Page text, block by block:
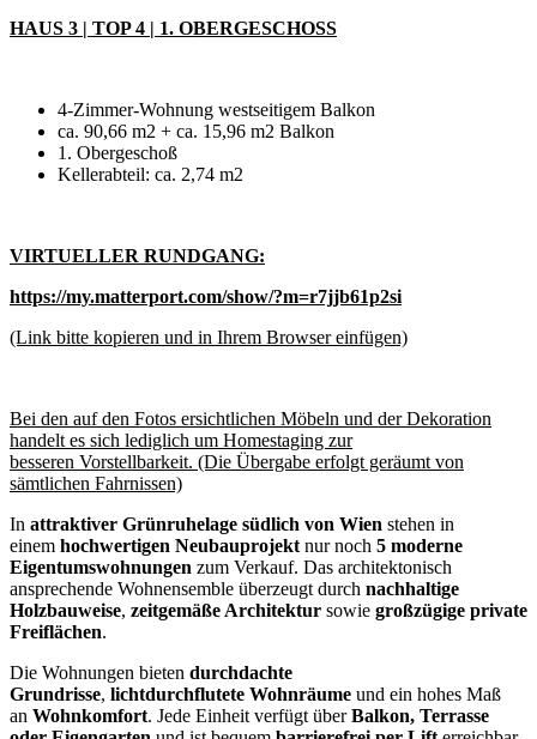
HAUS 3 | TOP 4 | 1. OBERGESCHOSS
4-Zimmer-Wohnung westseitigem Balkon
ca. 90,66 m2 + ca. 15,96 m2 Balkon
1. Obergeschoß
Kellerabteil: ca. 2,74 m2
VIRTUELLER RUNDGANG:
https://my.matterport.com/show/?m=r7jjb61p2si
(Link bitte kopieren und in Ihrem Browser einfügen)
Bei den auf den Fotos ersichtlichen Möbeln und der Dekoration
handelt es sich lediglich um Homestaging zur
besseren Vorstellbarkeit. (Die Übergabe erfolgt geräumt von
sämtlichen Fahrnissen)
In attraktiver Grünruhelage südlich von Wien stehen in
einem hochwertigen Neubauprojekt nur noch 5 moderne
Eigentumswohnungen zum Verkauf. Das architektonisch
ansprechende Wohnensemble überzeugt durch nachhaltige
Holzbauweise, zeitgemäße Architektur sowie großzügige private
Freiflächen.
Die Wohnungen bieten durchdachte
Grundrisse, lichtdurchflutete Wohnräume und ein hohes Maß
an Wohnkomfort. Jede Einheit verfügt überBalkon, Terrasse